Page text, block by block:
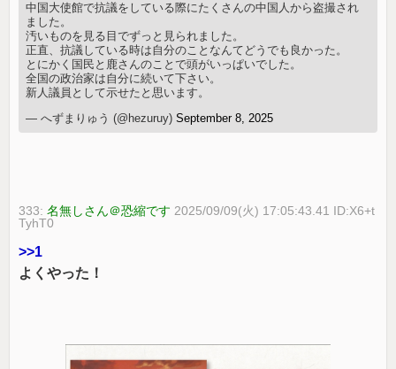
中国大使館で抗議をしている際にたくさんの中国人から盗撮され
ました。
汚いものを見る目でずっと見られました。
正直、抗議している時は自分のことなんてどうでも良かった。
とにかく国民と鹿さんのことで頭がいっぱいでした。
全国の政治家は自分に続いて下さい。
新人議員として示せたと思います。
— へずまりゅう (@hezuruy)September 8, 2025
333:名無しさん＠恐縮です 2025/09/09(火) 17:05:43.41 ID:X6+t
TyhT0
>>1
よくやった！